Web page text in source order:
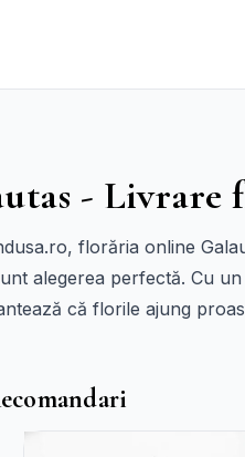
- Livrare
florăria online
alegerea perfectă. Cu
că florile ajung